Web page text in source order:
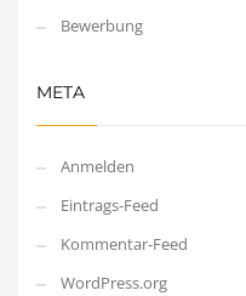
Bewerbung
META
Anmelden
Eintrags-Feed
Kommentar-Feed
WordPress.org